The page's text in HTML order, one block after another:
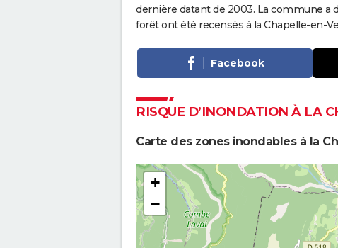
dernière datant de 2003. La commune a
forêt ont été recensés à la Chapelle-en-
Facebook
RISQUE D’INONDATION À LA
Carte des zones inondables à la
+
−